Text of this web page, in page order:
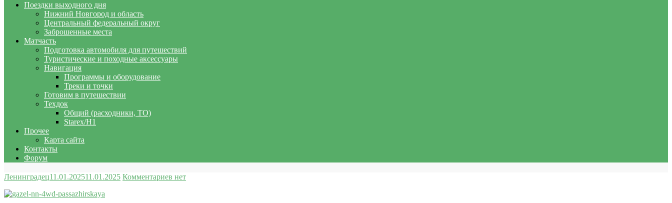
Поездки выходного дня
Нижний Новгород и область
Центральный федеральный округ
Заброшенные места
Матчасть
Подготовка автомобиля для путешествий
Туристические и походные аксессуары
Навигация
Программы и оборудование
Треки и точки
Готовим в путешествии
Техдок
Общий (расходники, ТО)
Starex/H1
Прочее
Карта сайта
Контакты
Форум
Ленинградец11.01.202511.01.2025 Комментариев нет